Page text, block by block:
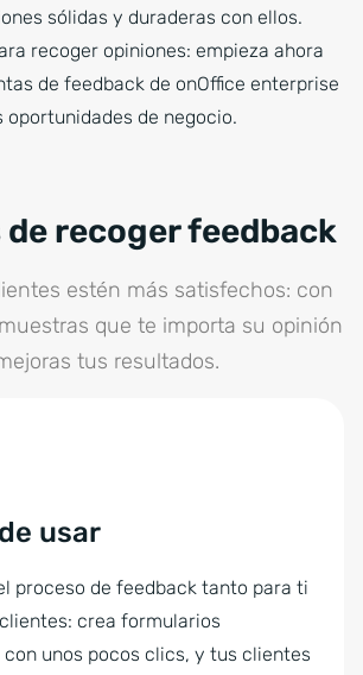
sólidas y duraderas con ellos.
recoger opiniones: empieza ahora
de feedback de onOffice enterprise
de negocio.
recoger feedback
estén más satisfechos: con
que te importa su opinión
tus resultados.
usar
proceso de feedback tanto para ti
crea formularios
con unos pocos clics, y tus clientes